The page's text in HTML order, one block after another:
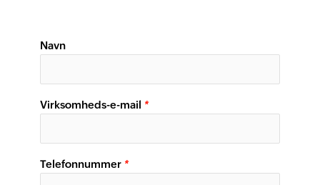
Navn
Virksomheds-e-mail *
Telefonnummer *